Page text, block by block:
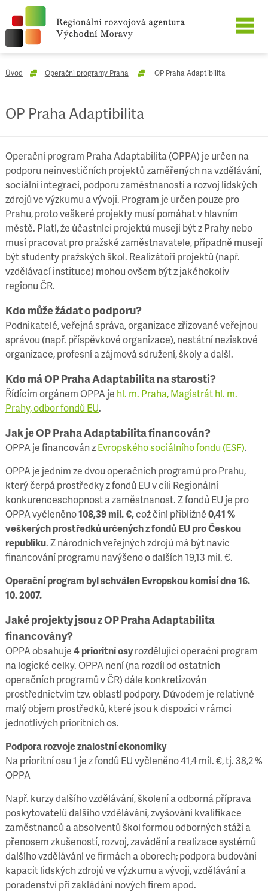
O SPOLEČNOSTI
KARIÉRA
KONTAKT
Úvod Operační programy Praha OP Praha Adaptibilita
OP Praha Adaptibilita
Operační program Praha Adaptabilita (OPPA) je určen na
podporu neinvestičních projektů zaměřených na vzdělávání,
sociální integraci, podporu zaměstnanosti a rozvoj lidských
zdrojů ve výzkumu a vývoji. Program je určen pouze pro
Prahu, proto veškeré projekty musí pomáhat v hlavním
městě. Platí, že účastníci projektů musejí být z Prahy nebo
musí pracovat pro pražské zaměstnavatele, případně musejí
být studenty pražských škol. Realizátoři projektů (např.
vzdělávací instituce) mohou ovšem být z jakéhokoliv
regionu ČR.
Kdo může žádat o podporu?
Podnikatelé, veřejná správa, organizace zřizované veřejnou
správou (např. příspěvkové organizace), nestátní neziskové
organizace, profesní a zájmová sdružení, školy a další.
Kdo má OP Praha Adaptabilita na starosti?
Řídícím orgánem OPPA je hl. m. Praha, Magistrát hl. m.
Prahy, odbor fondů EU.
Jak je OP Praha Adaptabilita financován?
OPPA je financován zEvropského sociálního fondu (ESF).
OPPA je jedním ze dvou operačních programů pro Prahu,
který čerpá prostředky z fondů EU v cíli Regionální
konkurenceschopnost a zaměstnanost. Z fondů EU je pro
OPPA vyčleněno108,39 mil. €,což činí přibližně0,41 %
veškerých prostředků určených z fondů EU pro Českou
republiku. Z národních veřejných zdrojů má být navíc
financování programu navýšeno o dalších 19,13 mil. €.
Operační program byl schválen Evropskou komisí dne 16.
10. 2007.
Jaké projekty jsou z OP Praha Adaptabilita
financovány?
OPPA obsahuje4 prioritní osyrozdělující operační program
na logické celky. OPPA není (na rozdíl od ostatních
operačních programů v ČR) dále konkretizován
prostřednictvím tzv. oblastí podpory. Důvodem je relativně
malý objem prostředků, které jsou k dispozici v rámci
jednotlivých prioritních os.
Podpora rozvoje znalostní ekonomiky
Na prioritní osu 1 je z fondů EU vyčleněno41,4 mil. €, tj. 38,2 %
OPPA
Např. kurzy dalšího vzdělávání, školení a odborná příprava
poskytovatelů dalšího vzdělávání, zvyšování kvalifikace
zaměstnanců a absolventů škol formou odborných stáží a
přenosem zkušeností, rozvoj, zavádění a realizace systémů
dalšího vzdělávání ve firmách a oborech; podpora budování
kapacit lidských zdrojů ve výzkumu a vývoji, vzdělávání a
poradenství při zakládání nových firem apod.